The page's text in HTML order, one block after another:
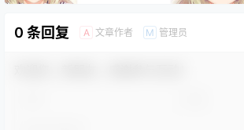
0 条回复 A 文章作者 M 管理员